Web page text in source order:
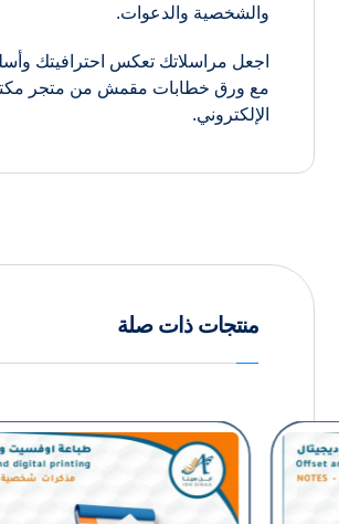
والشخصية والدعوات.
اجعل مراسلاتك تعكس احترافيتك
مع ورق خطابات مقمش من متجر
الإلكتروني.
منتجات ذات صلة